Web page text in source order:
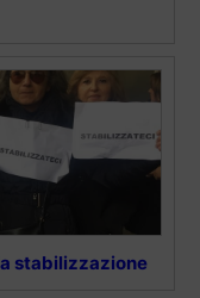
stabilizzazione